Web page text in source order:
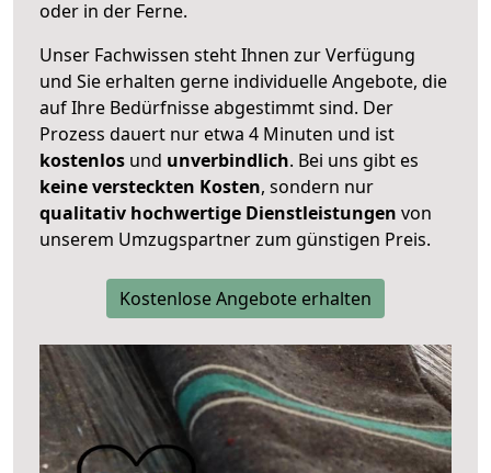
oder in der Ferne.
Unser Fachwissen steht Ihnen zur Verfügung
und Sie erhalten gerne individuelle Angebote, die
auf Ihre Bedürfnisse abgestimmt sind. Der
Prozess dauert nur etwa 4 Minuten und ist
kostenlos und unverbindlich. Bei uns gibt es
keine versteckten Kosten, sondern nur
qualitativ hochwertige Dienstleistungen von
unserem Umzugspartner zum günstigen Preis.
Kostenlose Angebote erhalten